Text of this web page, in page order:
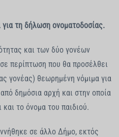
για τη δήλωση ονοματοδοσίας.
και των δύο γονέων
περίπτωση που θα προσέλθει
γονέας) θεωρημένη νόμιμα για
δημόσια αρχή και στην οποία
το όνομα του παιδιού.
σε άλλο Δήμο, εκτός